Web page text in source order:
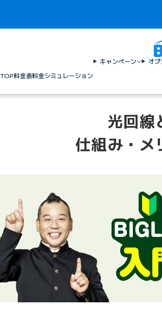
TOP料金表料金シミュレーション
キャンペーン
オ
光回線
仕組み・メ